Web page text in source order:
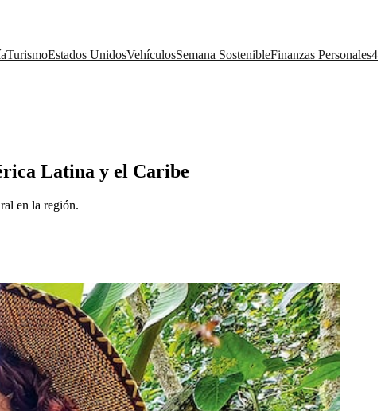
TurismoEstados UnidosVehículosSemana SostenibleFinanzas Personales4
Latina y el Caribe
en la región.